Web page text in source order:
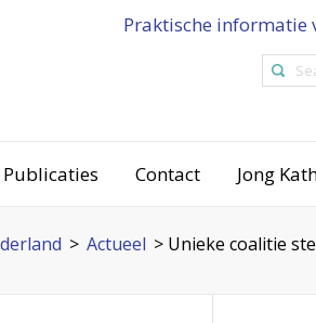
Praktische informatie
Publicaties Contact Jong
> Actueel > Unieke coalitie